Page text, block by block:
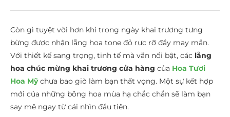
Còn gì tuyệt vời hơn khi trong ngày khai trương tưng
bừng được nhận lẵng hoa tone đỏ rực rỡ đầy may mắn.
Với thiết kế sang trọng, tinh tế mà vẫn nổi bật, các lẵng
hoa chúc mừng khai trương cửa hàng của Hoa Tươi
Hoa Mỹchưa bao giờ làm bạn thất vọng. Một sự kết hợp
mới của những bông hoa mùa hạ chắc chắn sẽ làm bạn
say mê ngay từ cái nhìn đầu tiên.